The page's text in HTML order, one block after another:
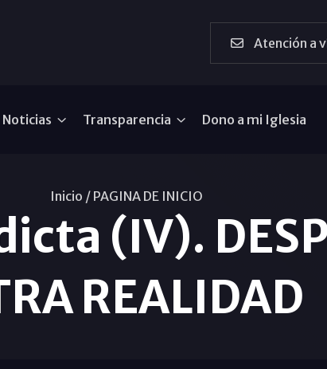
Atención a
Noticias Transparencia Dono a mi Iglesia
Inicio / PAGINA DE INICIO
(IV).
REALIDAD